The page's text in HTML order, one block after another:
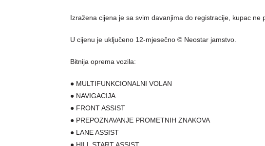
Izražena cijena je sa svim davanjima do registracije, kupac ne
U cijenu je uključeno 12-mjesečno © Neostar jamstvo.
Bitnija oprema vozila:
● MULTIFUNKCIONALNI VOLAN
● NAVIGACIJA
● FRONT ASSIST
● PREPOZNAVANJE PROMETNIH ZNAKOVA
● LANE ASSIST
● HILL START ASSIST